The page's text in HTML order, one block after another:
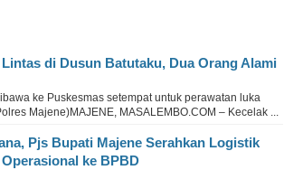
di Dusun Batutaku, Dua Orang Alami
ke Puskesmas setempat untuk perawatan luka
Majene)MAJENE, MASALEMBO.COM – Kecelak ...
Pjs Bupati Majene Serahkan Logistik
ke BPBD